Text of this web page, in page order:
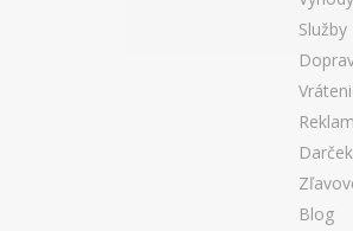
Služby
Blog